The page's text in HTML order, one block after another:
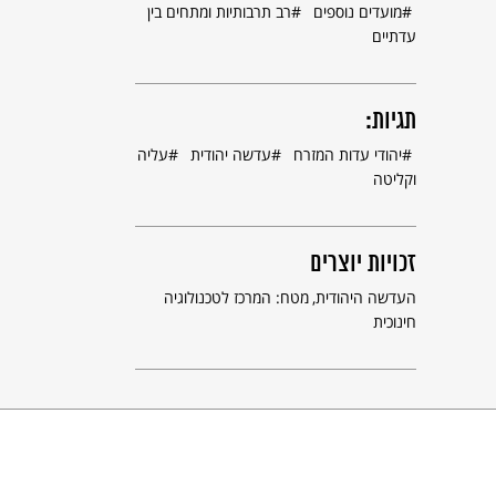
מועדים נוספים
רב תרבותיות ומתחים בין
עדתיים
תגיות:
יהודי עדות המזרח עדשה יהודית
עליה
וקליטה
זכויות יוצרים
העדשה היהודית מטח: המרכז לטכנולוגיה
חינוכית